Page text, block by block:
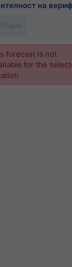
на
forecast is not
for the